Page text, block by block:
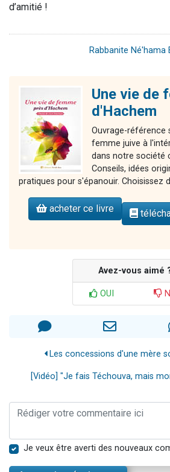
d’amitié !
Rabbanite Né'hama
Une vie de
d'Hachem
Ouvrage-référence
femme juive à
dans notre société
Conseils, idées
pratiques pour s'épanouir. Choisissez
acheter ce livre
Avez-vous aimé
OUI
Les concessions d'une mère
[Vidéo] "Je fais Téchouva, mais
Je veux être averti des nouveaux